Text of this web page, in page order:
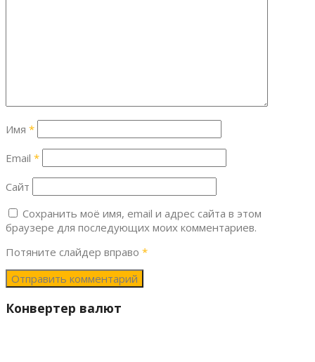
Имя *
Email *
Сайт
Сохранить моё имя, email и адрес сайта в этом
браузере для последующих моих комментариев.
Потяните слайдер вправо *
Конвертер валют